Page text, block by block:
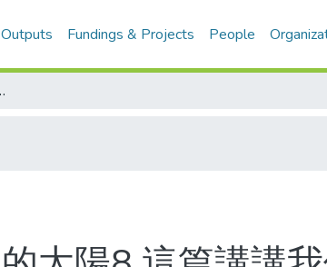
Fundings & Projects People
篇講講我們自己